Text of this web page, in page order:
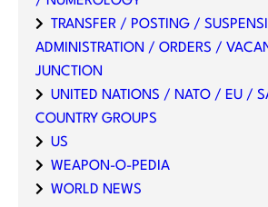
TRANSFER / POSTING /
ADMINISTRATION / ORDERS /
JUNCTION
UNITED NATIONS / NATO / EU /
COUNTRY GROUPS
US
WEAPON-O-PEDIA
WORLD NEWS